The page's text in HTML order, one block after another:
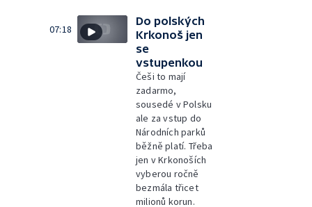
07:18
Do polských
Krkonoš jen
se
vstupenkou
Češi to mají
zadarmo,
sousedé v Polsku
ale za vstup do
Národních parků
běžně platí. Třeba
jen v Krkonoších
vyberou ročně
bezmála třicet
milionů korun.